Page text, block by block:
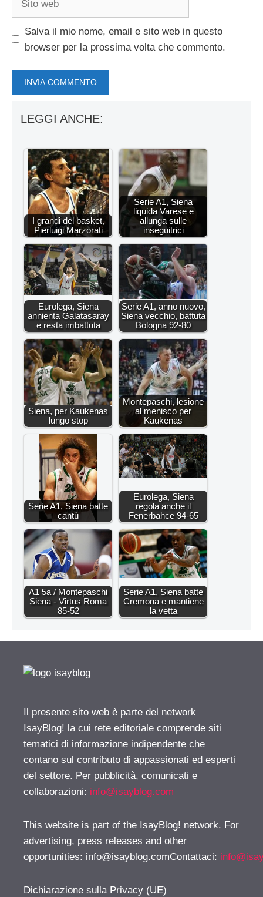
Salva il mio nome, email e sito web in questo
browser per la prossima volta che commento.
LEGGI ANCHE:
I grandi del basket,
Pierluigi Marzorati
Serie A1, Siena
liquida Varese e
allunga sulle
inseguitrici
Eurolega, Siena
annienta Galatasaray
e resta imbattuta
Serie A1, anno nuovo,
Siena vecchio, battuta
Bologna 92-80
Siena, per Kaukenas
lungo stop
Montepaschi, lesione
al menisco per
Kaukenas
Serie A1, Siena batte
cantù
Eurolega, Siena
regola anche il
Fenerbahce 94-65
A1 5a / Montepaschi
Siena - Virtus Roma
85-52
Serie A1, Siena batte
Cremona e mantiene
la vetta
Il presente sito web è parte del network
IsayBlog! la cui rete editoriale comprende siti
tematici di informazione indipendente che
contano sul contributo di appassionati ed esperti
del settore. Per pubblicità, comunicati e
collaborazioni: info@isayblog.com
This website is part of the IsayBlog! network. For
advertising, press releases and other
opportunities: info@isayblog.comContattaci:
Dichiarazione sulla Privacy (UE)